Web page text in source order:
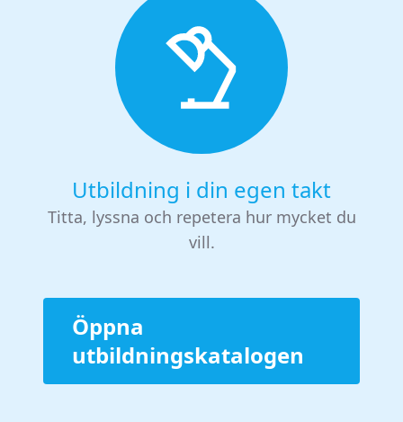
Utbildning i din egen takt
Titta, lyssna och repetera hur mycket du
vill.
Öppna
utbildningskatalogen